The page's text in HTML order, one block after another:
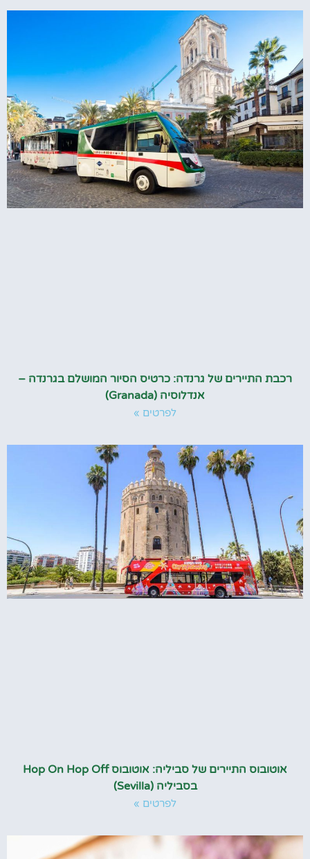
רכבת התיירים של גרנדה: כרטיס הסיור המושלם בגרנדה –
אנדלוסיה (Granada)
לפרטים »
אוטובוס התיירים של סביליה: אוטובוס Hop On Hop Off
בסביליה (Sevilla)
לפרטים »